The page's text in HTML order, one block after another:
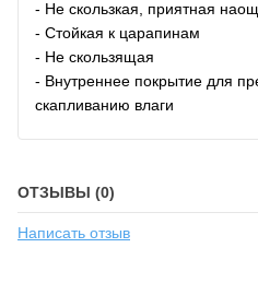
- Не скользкая, приятная
- Стойкая к царапинам
- Не скользящая
- Внутреннее покрытие для
скапливанию влаги
ОТЗЫВЫ (0)
Написать отзыв